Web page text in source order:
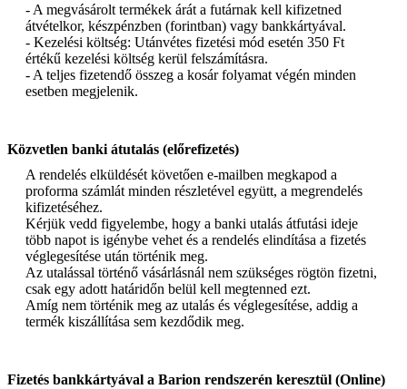
- A megvásárolt termékek árát a futárnak kell kifizetned
átvételkor, készpénzben (forintban) vagy bankkártyával.
- Kezelési költség: Utánvétes fizetési mód esetén 350 Ft
értékű kezelési költség kerül felszámításra.
- A teljes fizetendő összeg a kosár folyamat végén minden
esetben megjelenik.
Közvetlen banki átutalás (előrefizetés)
A rendelés elküldését követően e-mailben megkapod a
proforma számlát minden részletével együtt, a megrendelés
kifizetéséhez.
Kérjük vedd figyelembe, hogy a banki utalás átfutási ideje
több napot is igénybe vehet és a rendelés elindítása a fizetés
véglegesítése után történik meg.
Az utalással történő vásárlásnál nem szükséges rögtön fizetni,
csak egy adott határidőn belül kell megtenned ezt.
Amíg nem történik meg az utalás és véglegesítése, addig a
termék kiszállítása sem kezdődik meg.
Fizetés bankkártyával a Barion rendszerén keresztül (Online)